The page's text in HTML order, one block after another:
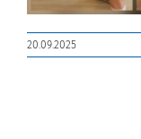
20.09.2025